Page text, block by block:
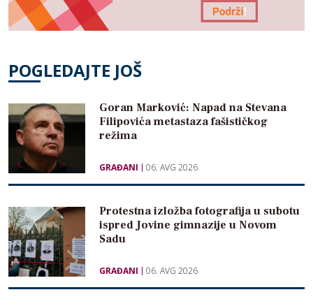
POGLEDAJTE JOŠ
Goran Marković: Napad na Stevana
Filipovića metastaza fašističkog
režima
GRAĐANI 06. AVG 2026
Protestna izložba fotografija u subotu
ispred Jovine gimnazije u Novom
Sadu
GRAĐANI 06. AVG 2026